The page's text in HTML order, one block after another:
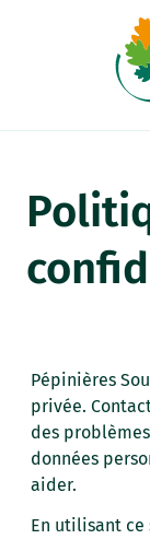
Pépinières
privée.
des
données
aider.
En utilisant ce